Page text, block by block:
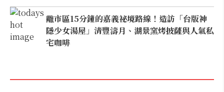
離市區15分鐘的嘉義祕境路線！造訪「台版神
隱少女湯屋」清豐濤月、湖景窯烤披薩與人氣私
宅咖啡